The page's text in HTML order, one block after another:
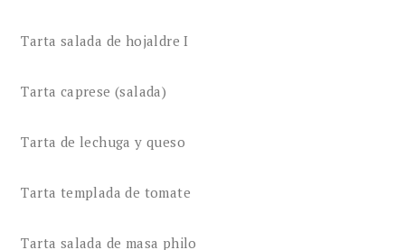
Tarta salada de hojaldre I
Tarta caprese (salada)
Tarta de lechuga y queso
Tarta templada de tomate
Tarta salada de masa philo